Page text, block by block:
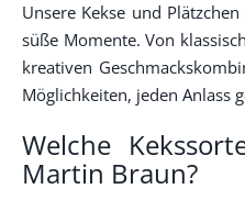
Unsere Kekse und
süße Momente. Von
kreativen
Möglichkeiten, jeden Anlass
Welche
Martin Braun?